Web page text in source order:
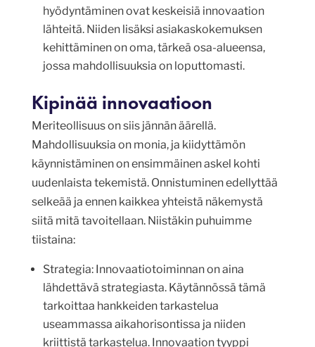
hyödyntäminen ovat keskeisiä innovaation
lähteitä. Niiden lisäksi asiakaskokemuksen
kehittäminen on oma, tärkeä osa-alueensa,
jossa mahdollisuuksia on loputtomasti.
Kipinää innovaatioon
Meriteollisuus on siis jännän äärellä.
Mahdollisuuksia on monia, ja kiidyttämön
käynnistäminen on ensimmäinen askel kohti
uudenlaista tekemistä. Onnistuminen edellyttää
selkeää ja ennen kaikkea yhteistä näkemystä
siitä mitä tavoitellaan. Niistäkin puhuimme
tiistaina:
Strategia: Innovaatiotoiminnan on aina
lähdettävä strategiasta. Käytännössä tämä
tarkoittaa hankkeiden tarkastelua
useammassa aikahorisontissa ja niiden
kriittistä tarkastelua. Innovaation tyyppi